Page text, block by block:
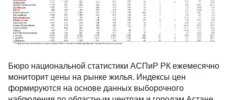
Бюро национальной статистики АСПиР РК ежемесячно
мониторит цены на рынке жилья. Индексы цен
формируются на основе данных выборочного